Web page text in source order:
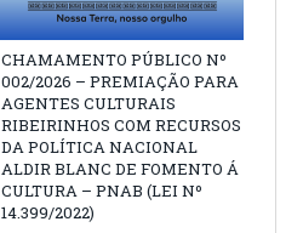
CHAMAMENTO PÚBLICO Nº
002/2026 – PREMIAÇÃO PARA
AGENTES CULTURAIS
RIBEIRINHOS COM RECURSOS
DA POLÍTICA NACIONAL
ALDIR BLANC DE FOMENTO Á
CULTURA – PNAB (LEI Nº
14.399/2022)